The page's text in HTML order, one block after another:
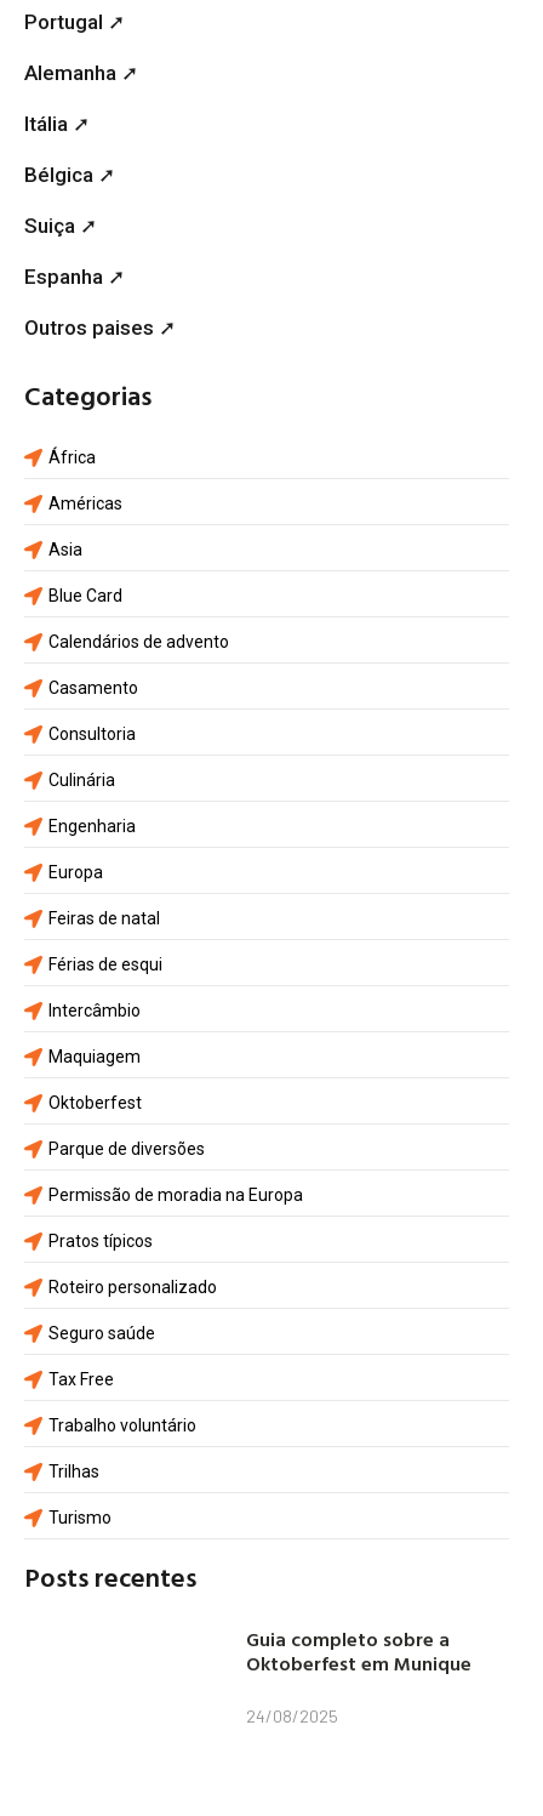
Portugal ➚
Alemanha ➚
Itália ➚
Bélgica ➚
Suiça ➚
Espanha ➚
Outros paises ➚
Categorias
África
Américas
Asia
Blue Card
Calendários de advento
Casamento
Consultoria
Culinária
Engenharia
Europa
Feiras de natal
Férias de esqui
Intercâmbio
Maquiagem
Oktoberfest
Parque de diversões
Permissão de moradia na Europa
Pratos típicos
Roteiro personalizado
Seguro saúde
Tax Free
Trabalho voluntário
Trilhas
Turismo
Posts recentes
Guia completo sobre a
Oktoberfest em Munique
24/08/2025